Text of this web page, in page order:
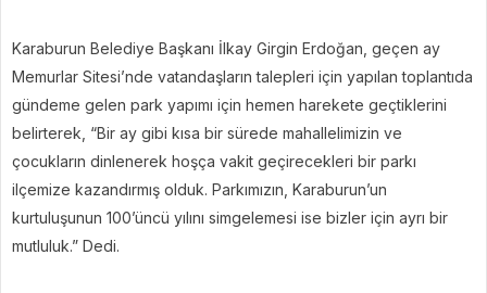
Karaburun Belediye Başkanı İlkay Girgin Erdoğan, geçen ay
Memurlar Sitesi’nde vatandaşların talepleri için yapılan toplantıda
gündeme gelen park yapımı için hemen harekete geçtiklerini
belirterek, “Bir ay gibi kısa bir sürede mahallelimizin ve
çocukların dinlenerek hoşça vakit geçirecekleri bir parkı
ilçemize kazandırmış olduk. Parkımızın, Karaburun’un
kurtuluşunun 100’üncü yılını simgelemesi ise bizler için ayrı bir
mutluluk.” Dedi.